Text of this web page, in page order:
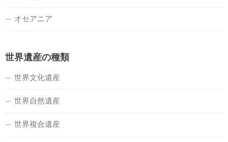
オセアニア
世界遺産の種類
世界文化遺産
世界自然遺産
世界複合遺産